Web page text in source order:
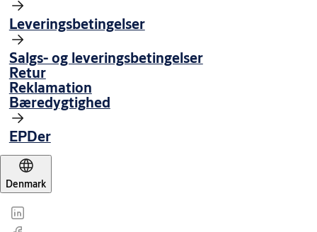
Leveringsbetingelser
Salgs- og leveringsbetingelser
Retur
Reklamation
Bæredygtighed
EPDer
Denmark